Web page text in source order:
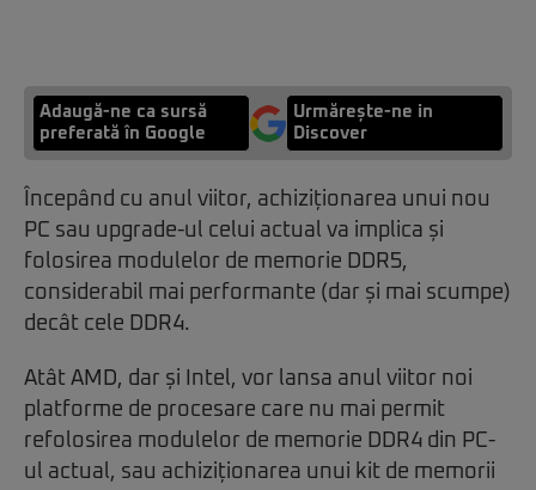
Adaugă-ne ca sursă
preferată în Google
Urmărește-ne in
Discover
Începând cu anul viitor, achiziționarea unui nou
PC sau upgrade-ul celui actual va implica și
folosirea modulelor de memorie DDR5,
considerabil mai performante (dar și mai scumpe)
decât cele DDR4.
Atât AMD, dar și Intel, vor lansa anul viitor noi
platforme de procesare care nu mai permit
refolosirea modulelor de memorie DDR4 din PC-
ul actual, sau achiziționarea unui kit de memorii